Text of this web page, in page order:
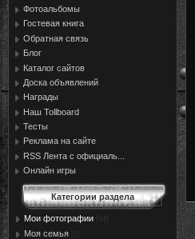
Фотоальбомы
Гостевая книга
Обратная связь
Блог
Каталог сайтов
Доска объявлений
Награды
Наш Tollboard
Тесты
Реклама на сайте
RSS Лента с официаль...
Онлайн игры
Категории раздела
Мои фотографии
Моя семья